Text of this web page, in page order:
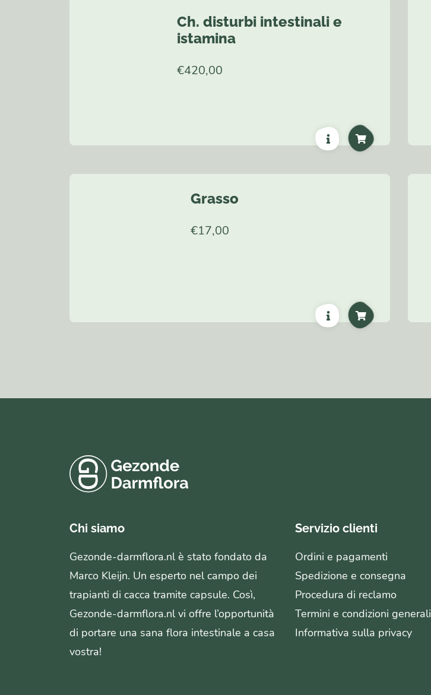
Ch. disturbi intestinali e
istamina
€420,00
Grasso
€17,00
Chi siamo
Gezonde-darmflora.nl è stato fondato da
Marco Kleijn. Un esperto nel campo dei
trapianti di cacca tramite capsule. Così,
Gezonde-darmflora.nl vi offre l’opportunità
di portare una sana flora intestinale a casa
vostra!
Servizio clienti
Ordini e pagamenti
Spedizione e consegna
Procedura di reclamo
Termini e condizioni generali
Informativa sulla privacy